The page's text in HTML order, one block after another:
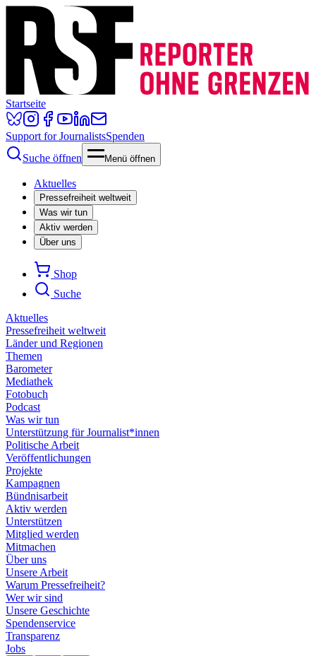
Startseite
Support for JournalistsSpenden
Suche öffnen
Menü öffnen
Aktuelles
Pressefreiheit weltweit
Was wir tun
Aktiv werden
Über uns
Shop
Suche
Aktuelles
Pressefreiheit weltweit
Länder und Regionen
Themen
Barometer
Mediathek
Fotobuch
Podcast
Was wir tun
Unterstützung für Journalist*innen
Politische Arbeit
Veröffentlichungen
Projekte
Kampagnen
Bündnisarbeit
Aktiv werden
Unterstützen
Mitglied werden
Mitmachen
Über uns
Unsere Arbeit
Warum Pressefreiheit?
Wer wir sind
Unsere Geschichte
Spendenservice
Transparenz
Jobs